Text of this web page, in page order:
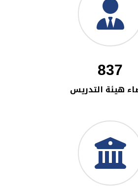
837
هيئة التدريس